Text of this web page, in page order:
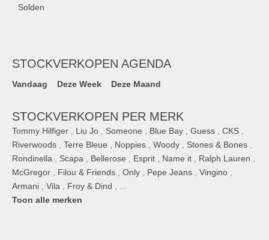
Solden
STOCKVERKOPEN AGENDA
Vandaag Deze Week Deze Maand
STOCKVERKOPEN PER MERK
Tommy Hilfiger Liu Jo Someone Blue Bay Guess CKS
Riverwoods
Terre Bleue Noppies Woody Stones & Bones
Rondinella
Scapa Bellerose Esprit Name it Ralph Lauren
McGregor
Filou & Friends Only Pepe Jeans Vingino
Armani
Vila Froy & Dind
Toon alle merken